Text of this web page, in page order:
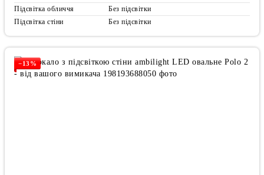
Підсвітка обличчя
Без підсвітки
Підсвітка стіни
Без підсвітки
−13%